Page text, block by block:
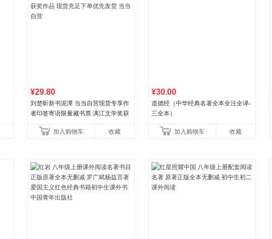
¥29.80
刘楚昕新书泥潭 当当自营现货专享作
者印签寄语限量藏书票 漓江文学奖获
加入购物车 收藏
¥30.00
道德经（中华经典名著全本全注全译-
三全本）
加入购物车 收藏